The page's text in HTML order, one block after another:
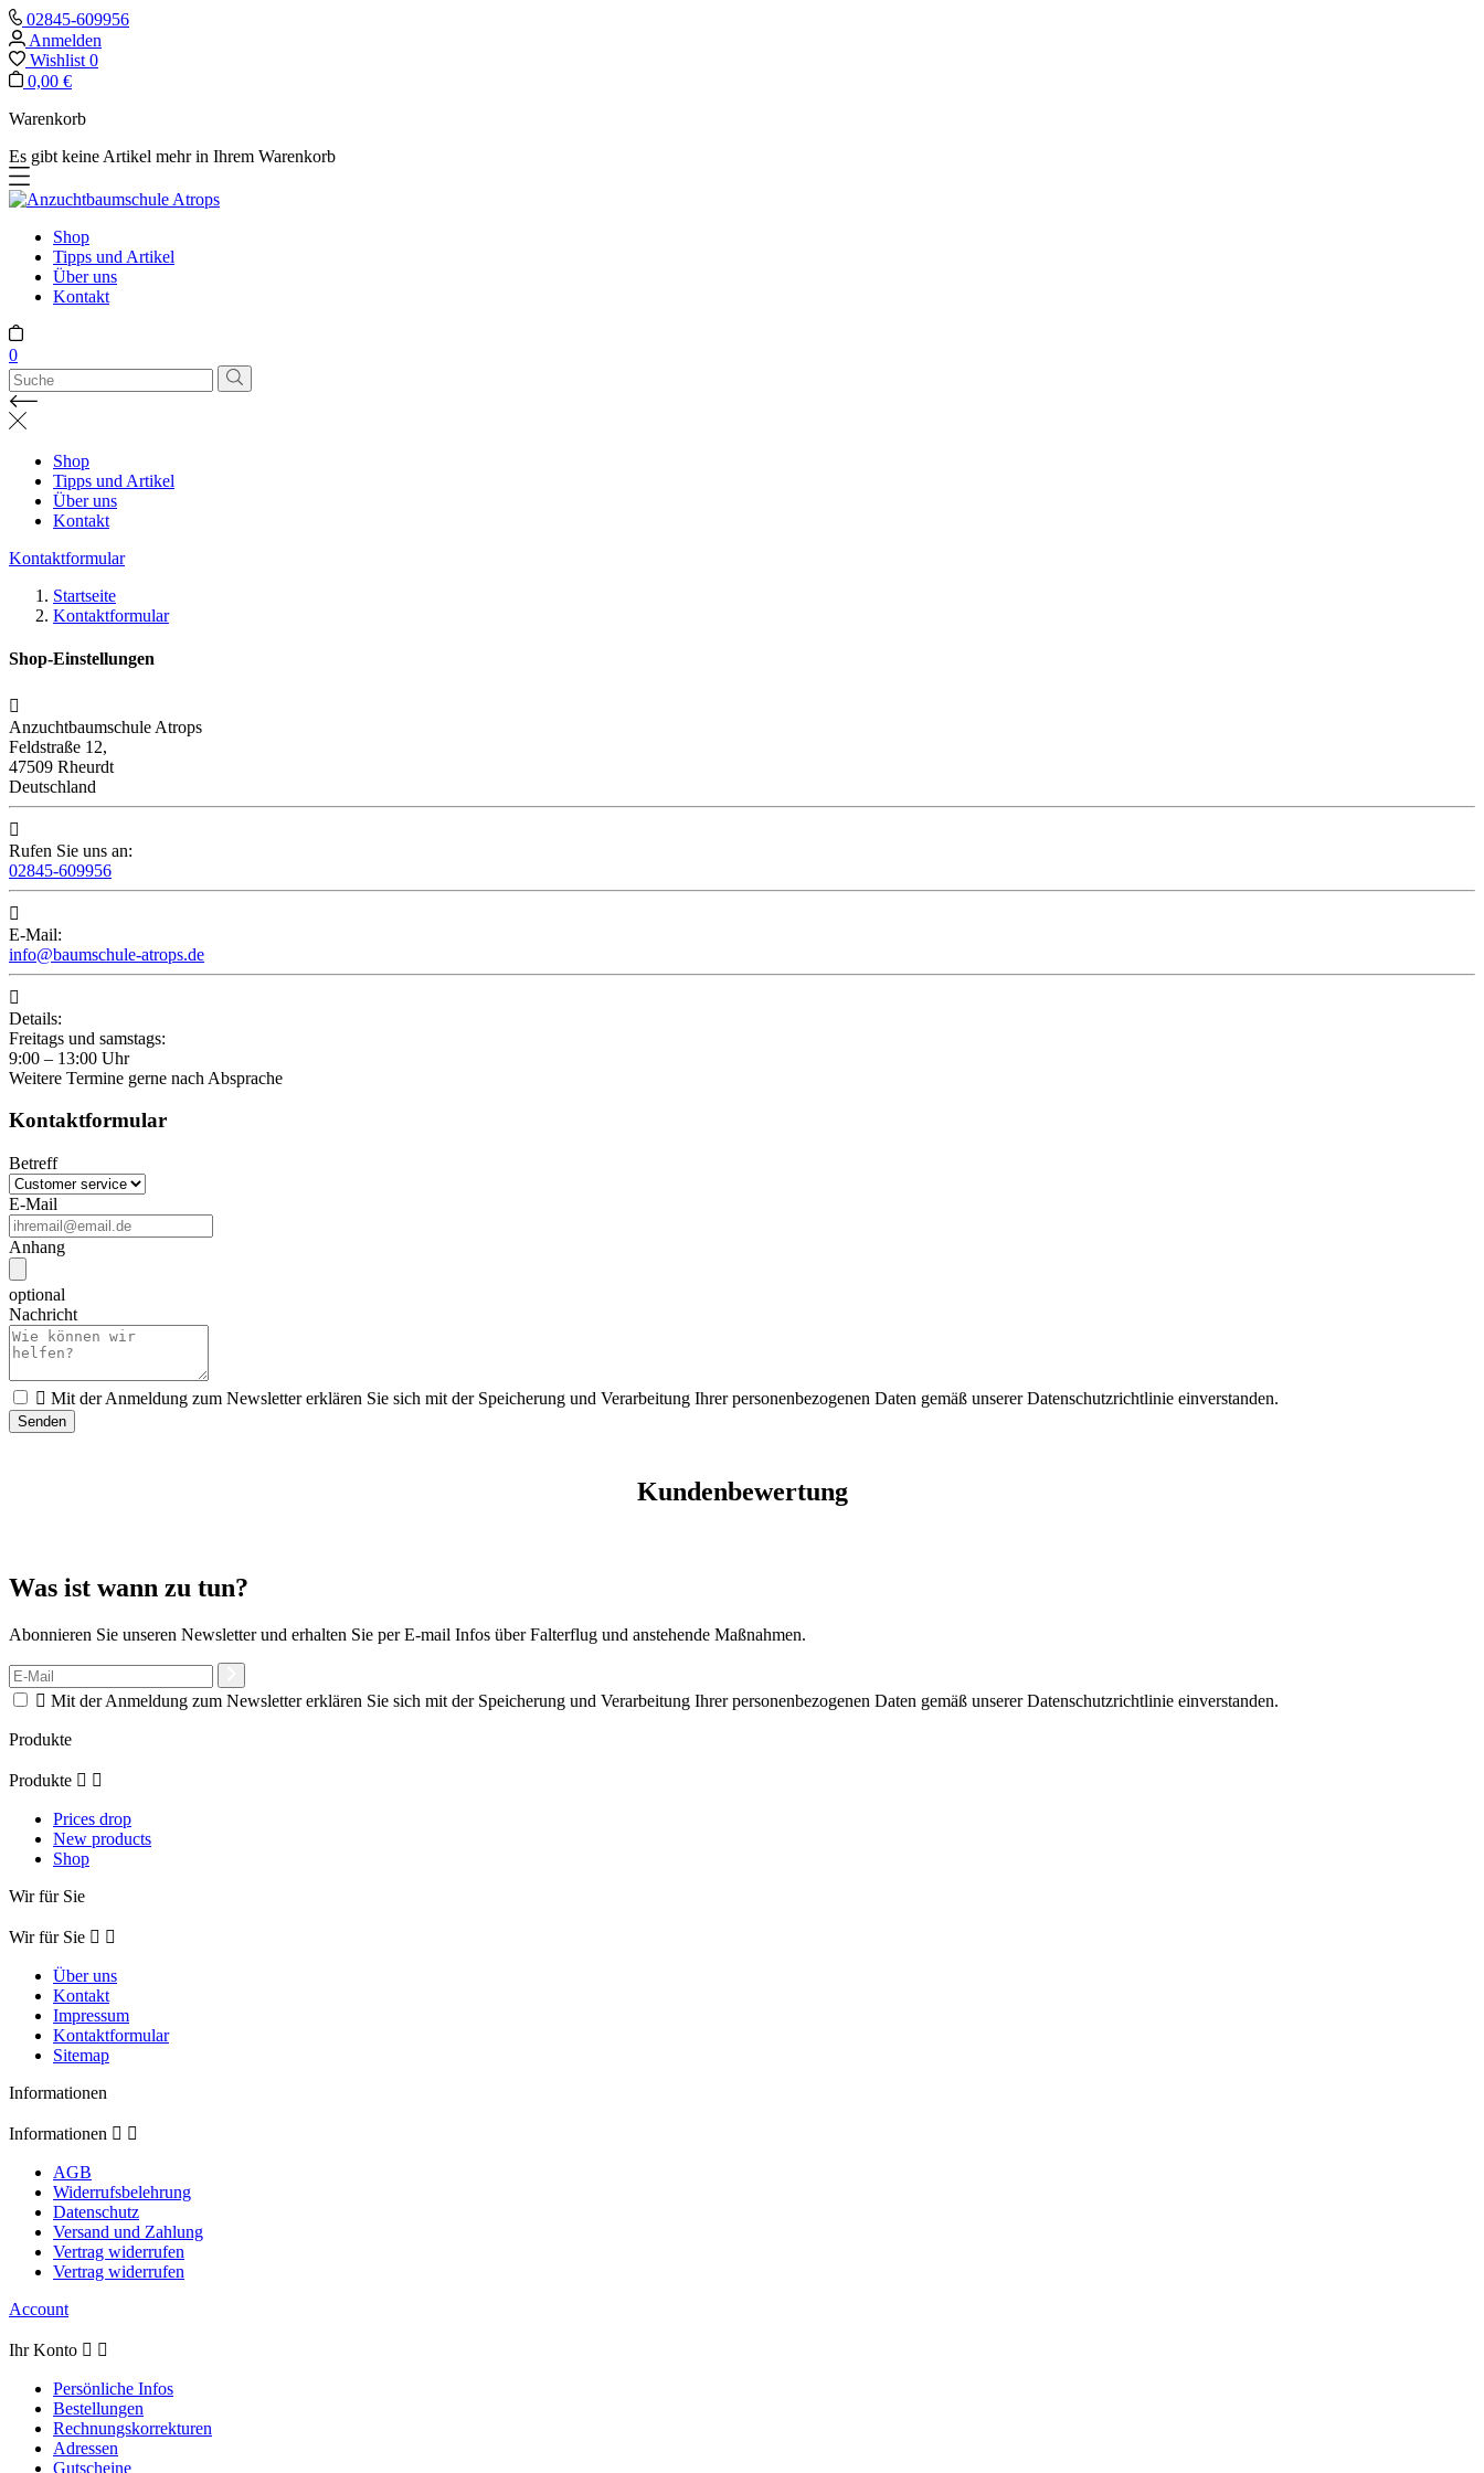
02845-609956
Anmelden
Wishlist 0
0,00 €
Warenkorb
Es gibt keine Artikel mehr in Ihrem Warenkorb
Shop
Tipps und Artikel
Über uns
Kontakt
0
Shop
Tipps und Artikel
Über uns
Kontakt
Kontaktformular
Startseite
Kontaktformular
Shop-Einstellungen

Anzuchtbaumschule Atrops
Feldstraße 12,
47509 Rheurdt
Deutschland

Rufen Sie uns an:
02845-609956

E-Mail:
info@baumschule-atrops.de

Details:
Freitags und samstags:
9:00 – 13:00 Uhr
Weitere Termine gerne nach Absprache
Kontaktformular
Betreff
E-Mail
Anhang
optional
Nachricht
 Mit der Anmeldung zum Newsletter erklären Sie sich mit der Speicherung und Verarbeitung Ihrer personenbezogenen Daten gemäß unserer Datenschutzrichtlinie einverstanden.
Kundenbewertung
Was ist wann zu tun?
Abonnieren Sie unseren Newsletter und erhalten Sie per E-mail Infos über Falterflug und anstehende Maßnahmen.
 Mit der Anmeldung zum Newsletter erklären Sie sich mit der Speicherung und Verarbeitung Ihrer personenbezogenen Daten gemäß unserer Datenschutzrichtlinie einverstanden.
Produkte
Produkte  
Prices drop
New products
Shop
Wir für Sie
Wir für Sie  
Über uns
Kontakt
Impressum
Kontaktformular
Sitemap
Informationen
Informationen  
AGB
Widerrufsbelehrung
Datenschutz
Versand und Zahlung
Vertrag widerrufen
Vertrag widerrufen
Account
Ihr Konto  
Persönliche Infos
Bestellungen
Rechnungskorrekturen
Adressen
Gutscheine